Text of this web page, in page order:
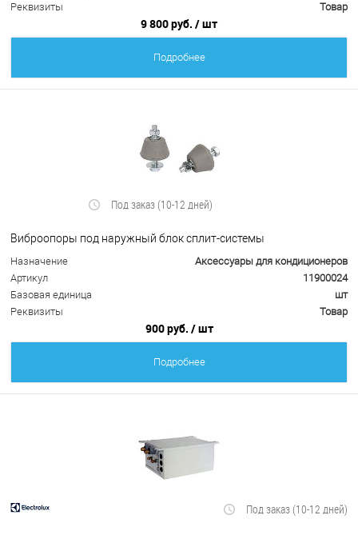
Реквизиты
Товар
9 800 руб. / шт
Подробнее
Под заказ (10-12 дней)
Виброопоры под наружный блок сплит-системы
Назначение
Аксессуары для кондиционеров
Артикул
11900024
Базовая единица
шт
Реквизиты
Товар
900 руб. / шт
Подробнее
Под заказ (10-12 дней)